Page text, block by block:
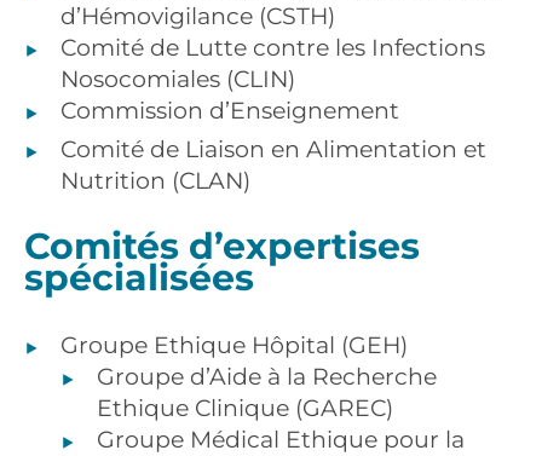
d’Hémovigilance (CSTH)
Comité de Lutte contre les Infections
Nosocomiales (CLIN)
Commission d’Enseignement
Comité de Liaison en Alimentation et
Nutrition (CLAN)
Comités d’expertises
spécialisées
Groupe Ethique Hôpital (GEH)
Groupe d’Aide à la Recherche
Ethique Clinique (GAREC)
Groupe Médical Ethique pour la